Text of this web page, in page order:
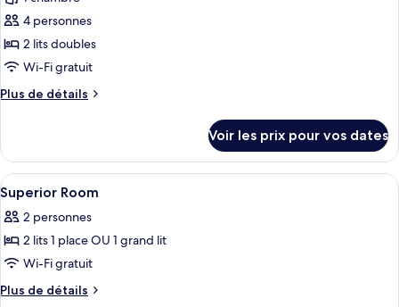
chambre
pour
ce
type
chambre :
4 personnes
2 lits doubles
Wi-Fi gratuit
Plus de détails
Plus
le
type
de
chambre
Chambre
Quadruple
Voir les prix pour vos dates
Afficher
toutes
les
photos
pour
ce
Un espace de vie moderne avec un
3
Superior Room
2 personnes
2 lits 1 place OU 1 grand lit
Wi-Fi gratuit
Plus de détails
Plus